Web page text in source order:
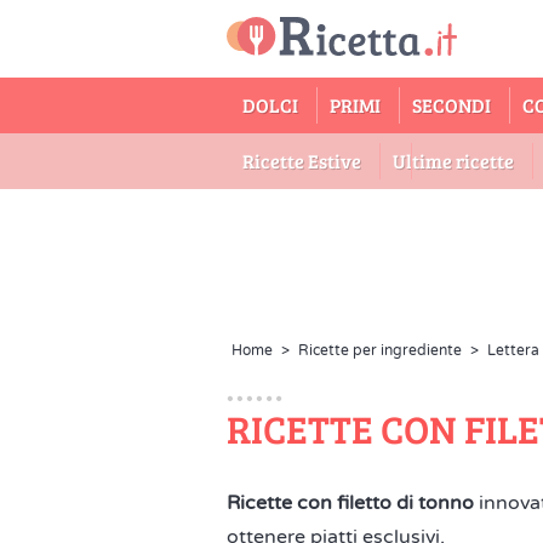
DOLCI PRIMI SECONDI
Ricette Estive Ultime ricette
Home > Ricette per ingrediente > Lettera
RICETTE CON
Ricette con filetto di tonno
ottenere piatti esclusivi.